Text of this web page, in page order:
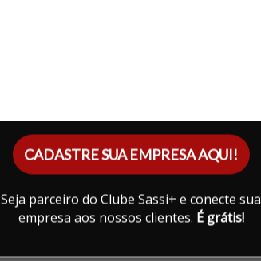
CADASTRE SUA EMPRESA AQUI!
Seja parceiro do Clube Sassi+ e conecte sua
empresa aos nossos clientes. É grátis!